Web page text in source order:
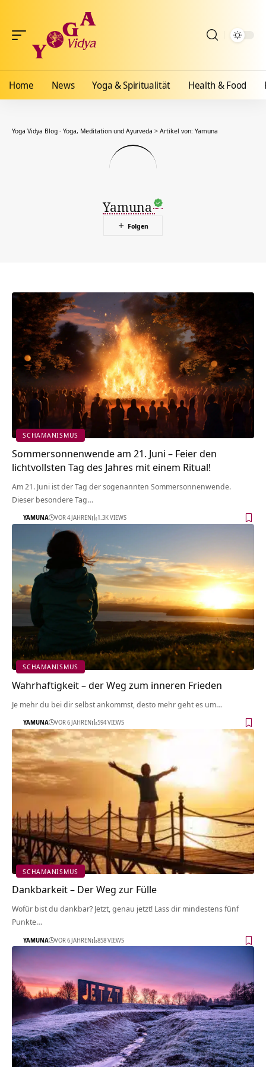
Home News Yoga & Spiritualität Health & Food
Yoga Vidya Blog - Yoga, Meditation und Ayurveda > Artikel von: Yamuna
Yamuna
SCHAMANISMUS
Sommersonnenwende am 21. Juni – Feier den
lichtvollsten Tag des Jahres mit einem Ritual!
Am 21. Juni ist der Tag der sogenannten Sommersonnenwende.
Dieser besondere Tag…
YAMUNA VOR 4 JAHREN 1.3K VIEWS
SCHAMANISMUS
Wahrhaftigkeit – der Weg zum inneren Frieden
Je mehr du bei dir selbst ankommst, desto mehr geht es um…
YAMUNA VOR 6 JAHREN 594 VIEWS
SCHAMANISMUS
Dankbarkeit – Der Weg zur Fülle
Wofür bist du dankbar? Jetzt, genau jetzt! Lass dir mindestens fünf
Punkte…
YAMUNA VOR 6 JAHREN 858 VIEWS